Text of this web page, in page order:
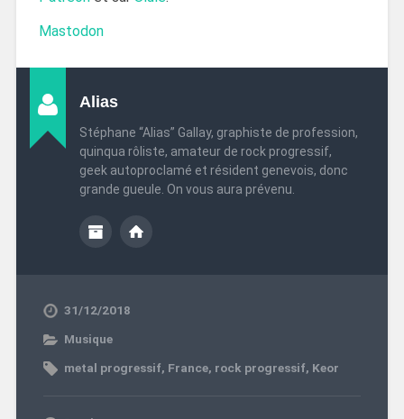
Mastodon
Alias
Stéphane “Alias” Gallay, graphiste de profession,
quinqua rôliste, amateur de rock progressif,
geek autoproclamé et résident genevois, donc
grande gueule. On vous aura prévenu.
31/12/2018
Musique
metal progressif, France, rock progressif, Keor